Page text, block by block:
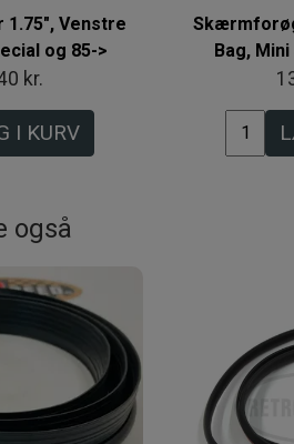
Venstre
og 85->
kr.
I KURV
Bag,
også